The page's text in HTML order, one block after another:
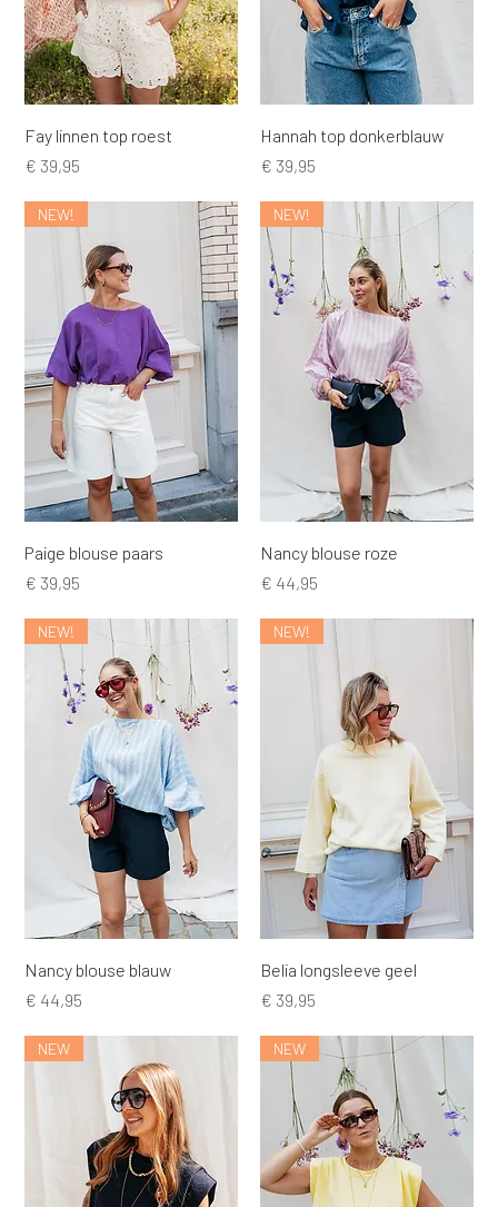
Fay linnen top roest
Prijs
€ 39,95
Hannah top donkerblauw
Prijs
€ 39,95
NEW!
Paige blouse paars
Prijs
€ 39,95
NEW!
Nancy blouse roze
Prijs
€ 44,95
NEW!
Nancy blouse blauw
Prijs
€ 44,95
NEW!
Belia longsleeve geel
Prijs
€ 39,95
NEW NEW